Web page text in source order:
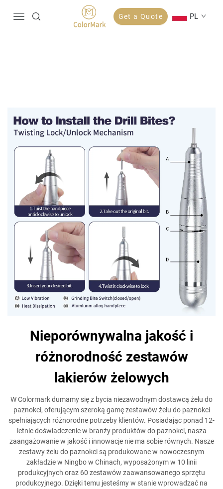
Get a Quote PL
Nieporównywalna jakość i
różnorodność zestawów
lakierów żelowych
W Colormark dumamy się z bycia niezawodnym dostawcą żelu do
paznokci, oferującym szeroką gamę zestawów żelu do paznokci
spełniających różnorodne potrzeby klientów. Posiadając ponad 12-
letnie doświadczenie w branży produktów do paznokci, nasza
zaangażowanie w jakość i innowacje nie ma sobie równych. Nasze
zestawy żelu do paznokci są produkowane w nowoczesnym
zakładzie w Ningbo w Chinach, wyposażonym w 10 linii
produkcyjnych oraz 60 zestawów zaawansowanego sprzętu
produkcyjnego. Dzięki temu jesteśmy w stanie wprowadzać na